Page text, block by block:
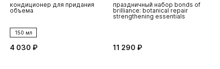
кондиционер для придания
объема
150 мл
4 030 ₽
праздничный набор bonds of
brilliance: botanical repair
strengthening essentials
11 290 ₽